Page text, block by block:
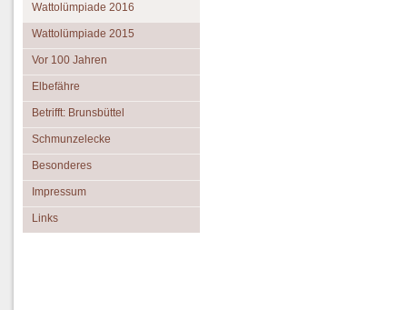
Wattolümpiade 2016
Wattolümpiade 2015
Vor 100 Jahren
Elbefähre
Betrifft: Brunsbüttel
Schmunzelecke
Besonderes
Impressum
Links